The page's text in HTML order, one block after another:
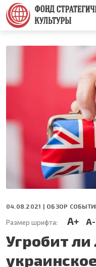
Перейти
основному
содержанию
Основная
04.08.2021 | ОБЗОР
Размер шрифта: A+ A-
Угробит